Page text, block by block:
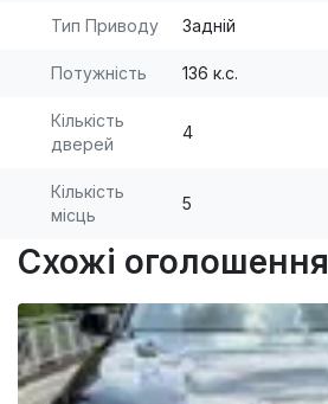
Тип Приводу Задній
Потужність 136 к.с.
Кількість
дверей
4
Кількість
місць
5
Схожі оголошення